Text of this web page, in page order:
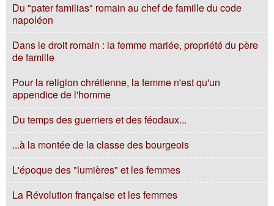
Du "pater familias" romain au chef de famille du code
napoléon
Dans le droit romain : la femme mariée, propriété du père
de famille
Pour la religion chrétienne, la femme n'est qu'un
appendice de l'homme
Du temps des guerriers et des féodaux...
...à la montée de la classe des bourgeois
L'époque des "lumières" et les femmes
La Révolution française et les femmes